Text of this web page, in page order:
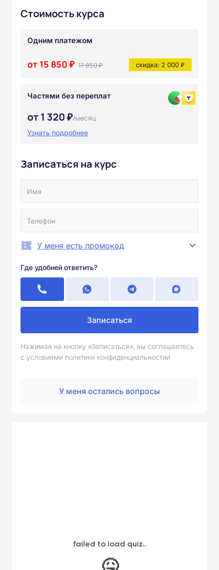
Стоимость курса
Одним платежом
от 15 850 ₽ 17 850 ₽ скидка: 2 000 ₽
Частями без переплат
от 1 320 ₽/месяц
Узнать подробнее
Записаться на курс
У меня есть промокод
Где удобней ответить?
Записаться
Нажимая на кнопку «Записаться», вы соглашаетесь
с условиями политики конфиденциальностии
У меня остались вопросы